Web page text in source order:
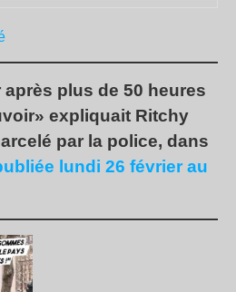
plus de 50 heures
expliquait Ritchy
par la police, dans
lundi 26 février au